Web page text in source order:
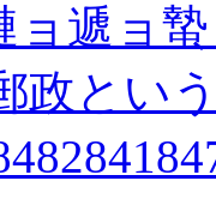
ョ遞ョ蟄
政とい